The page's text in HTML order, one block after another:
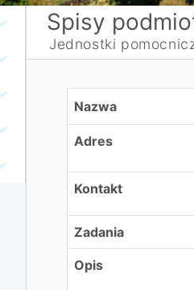
Spisy
Jednostki
Nazwa
Adres
Kontakt
Zadania
Opis